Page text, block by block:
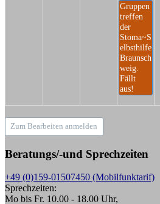
Gruppen
treffen
der
Stoma~S
elbsthilfe
Braunsch
weig.
Fällt
aus!
Zum Bearbeiten anmelden
Beratungs/-und Sprechzeiten
+49 (0)159-01507450 (Mobilfunktarif)
Sprechzeiten:
Mo bis Fr. 10.00 - 18.00 Uhr,